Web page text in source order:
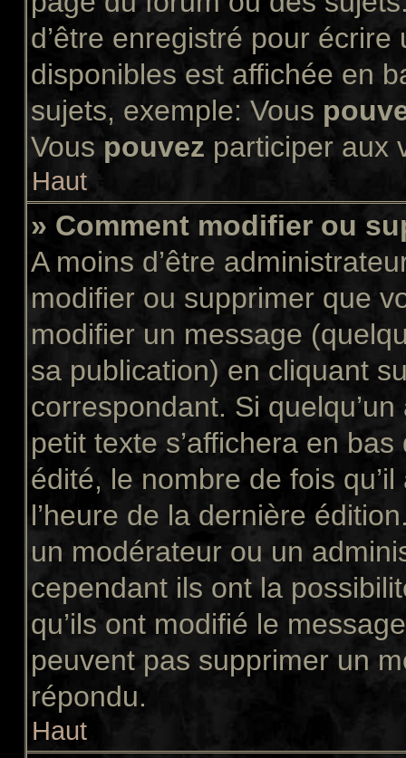
d’être enregistré pour
disponibles est affichée en
sujets, exemple: Vous
Vous pouvez participer aux
Haut
» Comment modifier ou
A moins d’être
modifier ou supprimer que
modifier un message
sa publication) en cliquant
correspondant. Si
petit texte s’affichera en
édité, le nombre de fois
l’heure de la dernière
un modérateur ou un
cependant ils ont la
qu’ils ont modifié le
peuvent pas supprimer un
répondu.
Haut